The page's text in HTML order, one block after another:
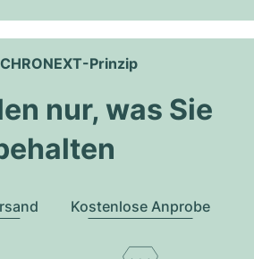
Prinzip
nur, was Sie
Kostenlose Anprobe